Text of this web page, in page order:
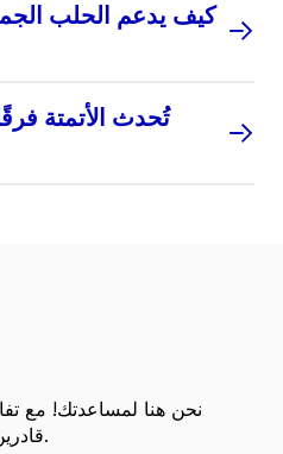
كيف يدعم الحلب
تُحدث الأتمتة
نحن هنا لمساعدتك! مع
قادرين على الرد على استفساراتك.